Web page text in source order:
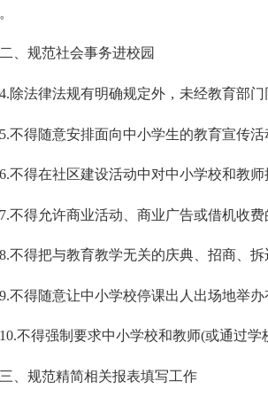
规范社会事务进校园
法律法规有明确规定外，未经教育部门
得随意安排面向中小学生的教育宣传活
得在社区建设活动中对中小学校和教师
得允许商业活动、商业广告或借机收费
得把与教育教学无关的庆典、招商、拆
得随意让中小学校停课出人出场地举办
得强制要求中小学校和教师(或通过学
规范精简相关报表填写工作